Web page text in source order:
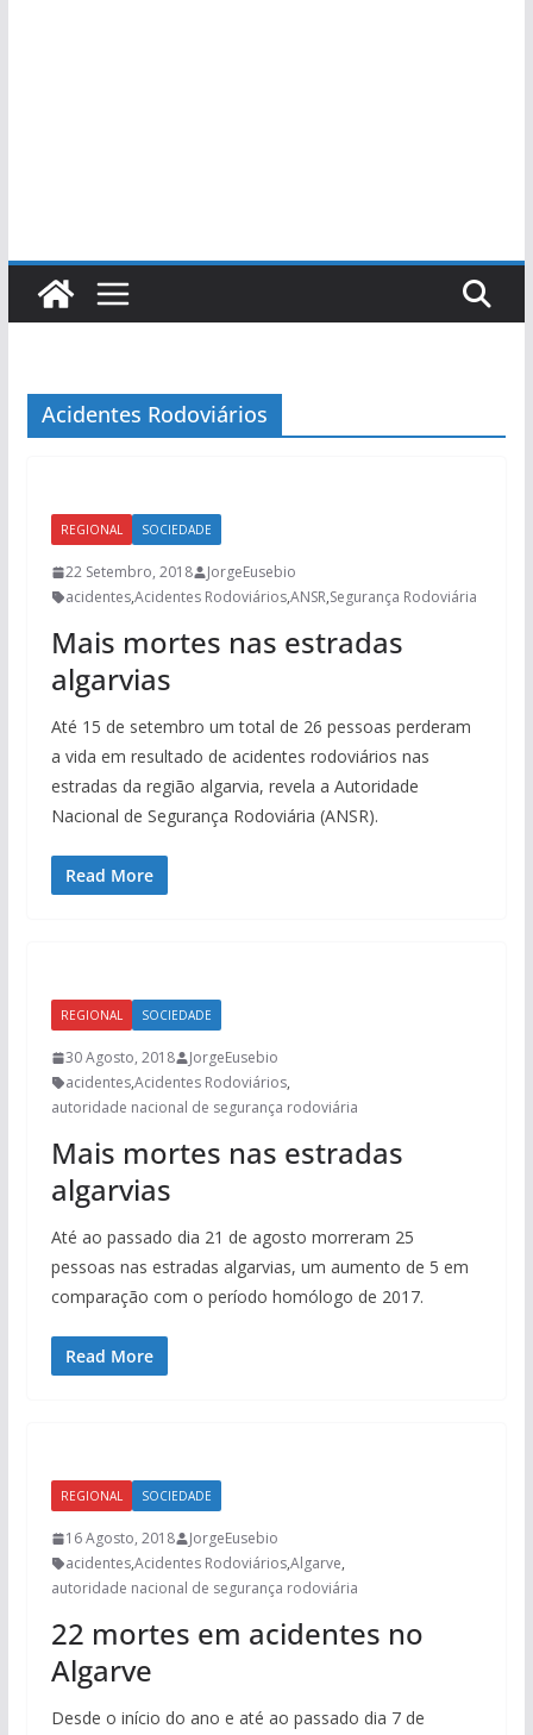
Acidentes Rodoviários
REGIONAL SOCIEDADE
22 Setembro, 2018
JorgeEusebio
acidentes,Acidentes Rodoviários,ANSR,Segurança Rodoviária
Mais mortes nas estradas
algarvias
Até 15 de setembro um total de 26 pessoas perderam
a vida em resultado de acidentes rodoviários nas
estradas da região algarvia, revela a Autoridade
Nacional de Segurança Rodoviária (ANSR).
Read More
REGIONAL SOCIEDADE
30 Agosto, 2018
JorgeEusebio
acidentes,Acidentes Rodoviários,
autoridade nacional de segurança rodoviária
Mais mortes nas estradas
algarvias
Até ao passado dia 21 de agosto morreram 25
pessoas nas estradas algarvias, um aumento de 5 em
comparação com o período homólogo de 2017.
Read More
REGIONAL SOCIEDADE
16 Agosto, 2018
JorgeEusebio
acidentes,Acidentes Rodoviários,Algarve,
autoridade nacional de segurança rodoviária
22 mortes em acidentes no
Algarve
Desde o início do ano e até ao passado dia 7 de